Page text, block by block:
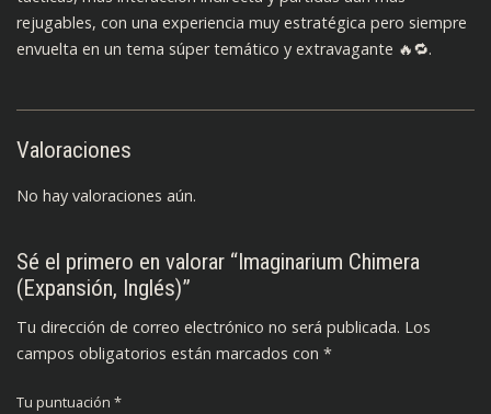
rejugables, con una experiencia muy estratégica pero siempre
envuelta en un tema súper temático y extravagante 🔥🔁.
Valoraciones
No hay valoraciones aún.
Sé el primero en valorar “Imaginarium Chimera
(Expansión, Inglés)”
Tu dirección de correo electrónico no será publicada. Los
campos obligatorios están marcados con *
Tu puntuación *